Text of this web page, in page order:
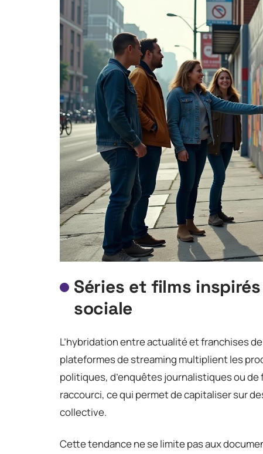
Séries et films
sociale
L’hybridation entre actualité et franchises
plateformes de streaming multiplient les
politiques, d’enquêtes journalistiques ou
raccourci, ce qui permet de capitaliser sur
collective.
Cette tendance ne se limite pas aux